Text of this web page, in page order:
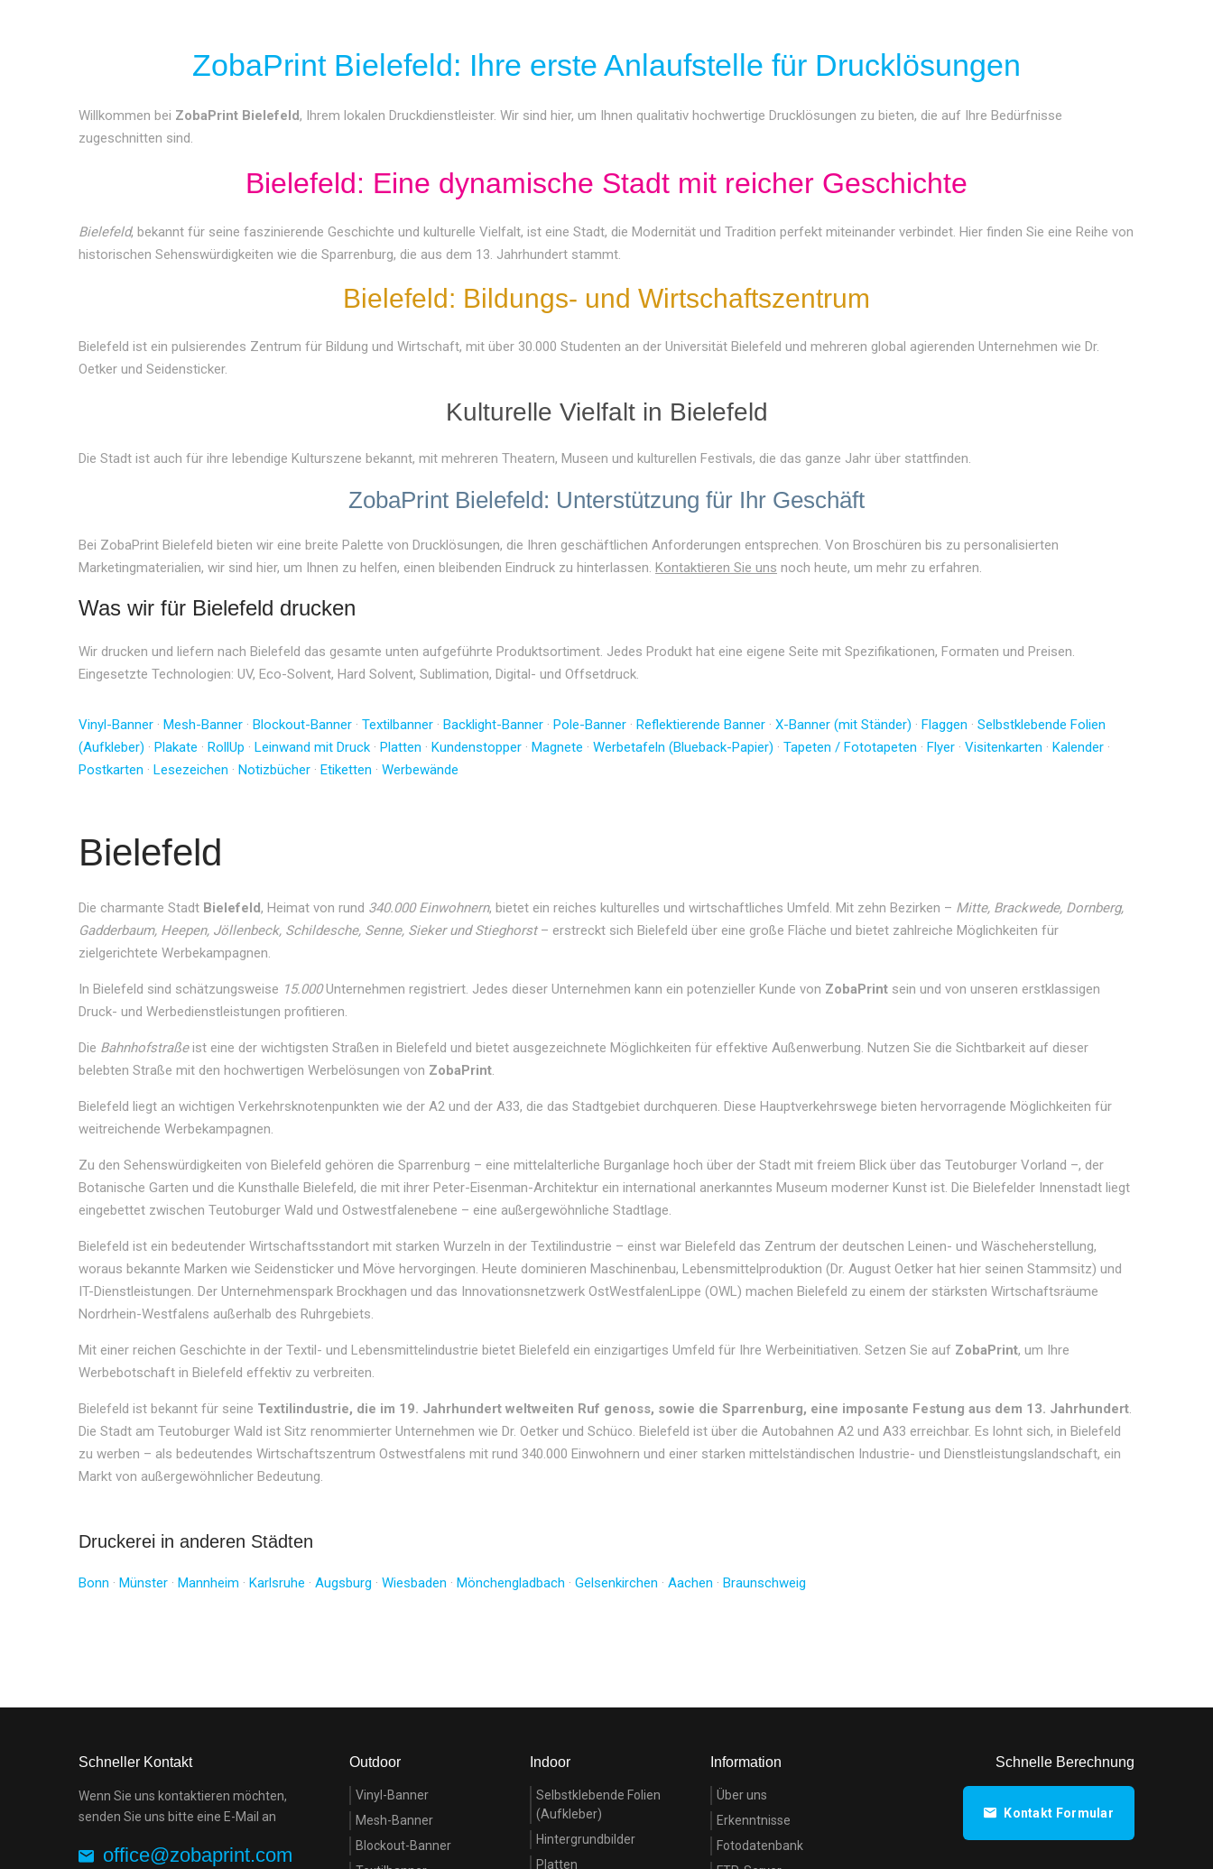
ZobaPrint Bielefeld: Ihre erste Anlaufstelle für Drucklösungen
Willkommen bei ZobaPrint Bielefeld, Ihrem lokalen Druckdienstleister. Wir sind hier, um Ihnen qualitativ hochwertige Drucklösungen zu bieten, die auf Ihre Bedürfnisse
zugeschnitten sind.
Bielefeld: Eine dynamische Stadt mit reicher Geschichte
Bielefeld, bekannt für seine faszinierende Geschichte und kulturelle Vielfalt, ist eine Stadt, die Modernität und Tradition perfekt miteinander verbindet. Hier finden Sie eine Reihe von
historischen Sehenswürdigkeiten wie die Sparrenburg, die aus dem 13. Jahrhundert stammt.
Bielefeld: Bildungs- und Wirtschaftszentrum
Bielefeld ist ein pulsierendes Zentrum für Bildung und Wirtschaft, mit über 30.000 Studenten an der Universität Bielefeld und mehreren global agierenden Unternehmen wie Dr.
Oetker und Seidensticker.
Kulturelle Vielfalt in Bielefeld
Die Stadt ist auch für ihre lebendige Kulturszene bekannt, mit mehreren Theatern, Museen und kulturellen Festivals, die das ganze Jahr über stattfinden.
ZobaPrint Bielefeld: Unterstützung für Ihr Geschäft
Bei ZobaPrint Bielefeld bieten wir eine breite Palette von Drucklösungen, die Ihren geschäftlichen Anforderungen entsprechen. Von Broschüren bis zu personalisierten
Marketingmaterialien, wir sind hier, um Ihnen zu helfen, einen bleibenden Eindruck zu hinterlassen. Kontaktieren Sie uns noch heute, um mehr zu erfahren.
Was wir für Bielefeld drucken
Wir drucken und liefern nach Bielefeld das gesamte unten aufgeführte Produktsortiment. Jedes Produkt hat eine eigene Seite mit Spezifikationen, Formaten und Preisen.
Eingesetzte Technologien: UV, Eco-Solvent, Hard Solvent, Sublimation, Digital- und Offsetdruck.
Vinyl-Banner · Mesh-Banner · Blockout-Banner · Textilbanner · Backlight-Banner · Pole-Banner · Reflektierende Banner · X-Banner (mit Ständer) · Flaggen · Selbstklebende Folien
(Aufkleber) · Plakate · RollUp · Leinwand mit Druck · Platten · Kundenstopper · Magnete · Werbetafeln (Blueback-Papier) · Tapeten / Fototapeten · Flyer · Visitenkarten · Kalender ·
Postkarten · Lesezeichen · Notizbücher · Etiketten · Werbewände
Bielefeld
Die charmante Stadt Bielefeld, Heimat von rund 340.000 Einwohnern, bietet ein reiches kulturelles und wirtschaftliches Umfeld. Mit zehn Bezirken – Mitte, Brackwede, Dornberg,
Gadderbaum, Heepen, Jöllenbeck, Schildesche, Senne, Sieker und Stieghorst– erstreckt sich Bielefeld über eine große Fläche und bietet zahlreiche Möglichkeiten für
zielgerichtete Werbekampagnen.
In Bielefeld sind schätzungsweise 15.000Unternehmen registriert. Jedes dieser Unternehmen kann ein potenzieller Kunde von ZobaPrint sein und von unseren erstklassigen
Druck- und Werbedienstleistungen profitieren.
Die Bahnhofstraßeist eine der wichtigsten Straßen in Bielefeld und bietet ausgezeichnete Möglichkeiten für effektive Außenwerbung. Nutzen Sie die Sichtbarkeit auf dieser
belebten Straße mit den hochwertigen Werbelösungen von ZobaPrint.
Bielefeld liegt an wichtigen Verkehrsknotenpunkten wie der A2 und der A33, die das Stadtgebiet durchqueren. Diese Hauptverkehrswege bieten hervorragende Möglichkeiten für
weitreichende Werbekampagnen.
Zu den Sehenswürdigkeiten von Bielefeld gehören die Sparrenburg – eine mittelalterliche Burganlage hoch über der Stadt mit freiem Blick über das Teutoburger Vorland –, der
Botanische Garten und die Kunsthalle Bielefeld, die mit ihrer Peter-Eisenman-Architektur ein international anerkanntes Museum moderner Kunst ist. Die Bielefelder Innenstadt liegt
eingebettet zwischen Teutoburger Wald und Ostwestfalenebene – eine außergewöhnliche Stadtlage.
Bielefeld ist ein bedeutender Wirtschaftsstandort mit starken Wurzeln in der Textilindustrie – einst war Bielefeld das Zentrum der deutschen Leinen- und Wäscheherstellung,
woraus bekannte Marken wie Seidensticker und Möve hervorgingen. Heute dominieren Maschinenbau, Lebensmittelproduktion (Dr. August Oetker hat hier seinen Stammsitz) und
IT-Dienstleistungen. Der Unternehmenspark Brockhagen und das Innovationsnetzwerk OstWestfalenLippe (OWL) machen Bielefeld zu einem der stärksten Wirtschaftsräume
Nordrhein-Westfalens außerhalb des Ruhrgebiets.
Mit einer reichen Geschichte in der Textil- und Lebensmittelindustrie bietet Bielefeld ein einzigartiges Umfeld für Ihre Werbeinitiativen. Setzen Sie auf ZobaPrint, um Ihre
Werbebotschaft in Bielefeld effektiv zu verbreiten.
Bielefeld ist bekannt für seine Textilindustrie, die im 19. Jahrhundert weltweiten Ruf genoss, sowie die Sparrenburg, eine imposante Festung aus dem 13. Jahrhundert.
Die Stadt am Teutoburger Wald ist Sitz renommierter Unternehmen wie Dr. Oetker und Schüco. Bielefeld ist über die Autobahnen A2 und A33 erreichbar. Es lohnt sich, in Bielefeld
zu werben – als bedeutendes Wirtschaftszentrum Ostwestfalens mit rund 340.000 Einwohnern und einer starken mittelständischen Industrie- und Dienstleistungslandschaft, ein
Markt von außergewöhnlicher Bedeutung.
Druckerei in anderen Städten
Bonn · Münster · Mannheim · Karlsruhe · Augsburg · Wiesbaden · Mönchengladbach · Gelsenkirchen · Aachen · Braunschweig
Schneller Kontakt
Wenn Sie uns kontaktieren möchten,
senden Sie uns bitte eine E-Mail an
office@zobaprint.com
Outdoor
Vinyl-Banner
Mesh-Banner
Blockout-Banner
Indoor
Selbstklebende Folien
(Aufkleber)
Hintergrundbilder
Platten
Information
Über uns
Erkenntnisse
Fotodatenbank
Schnelle Berechnung
Kontakt Formular